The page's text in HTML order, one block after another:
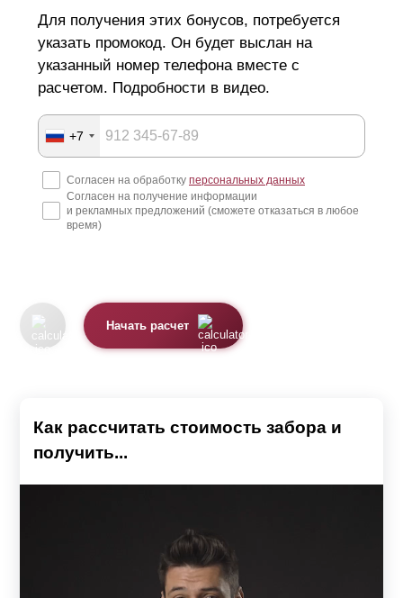
Для получения этих бонусов, потребуется
указать промокод. Он будет выслан на
указанный номер телефона вместе с
расчетом. Подробности в видео.
+7
Согласен на обработку персональных данных
Согласен на получение информации
и рекламных предложений (сможете отказаться в любое
время)
Начать расчет
Как рассчитать стоимость забора и
получить...